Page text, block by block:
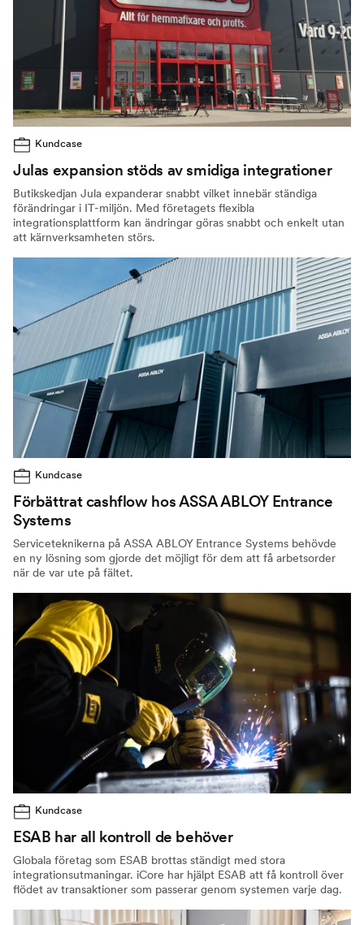
Kundcase
Julas expansion stöds av smidiga integrationer
Butikskedjan Jula expanderar snabbt vilket innebär ständiga
förändringar i IT-miljön. Med företagets flexibla
integrationsplattform kan ändringar göras snabbt och enkelt utan
att kärnverksamheten störs.
Kundcase
Förbättrat cashflow hos ASSA ABLOY Entrance
Systems
Serviceteknikerna på ASSA ABLOY Entrance Systems behövde
en ny lösning som gjorde det möjligt för dem att få arbetsorder
när de var ute på fältet.
Kundcase
ESAB har all kontroll de behöver
Globala företag som ESAB brottas ständigt med stora
integrationsutmaningar. iCore har hjälpt ESAB att få kontroll över
flödet av transaktioner som passerar genom systemen varje dag.